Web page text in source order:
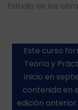
Estudio de las
Este curso
Teoría y
inicio en
contenida en
edición